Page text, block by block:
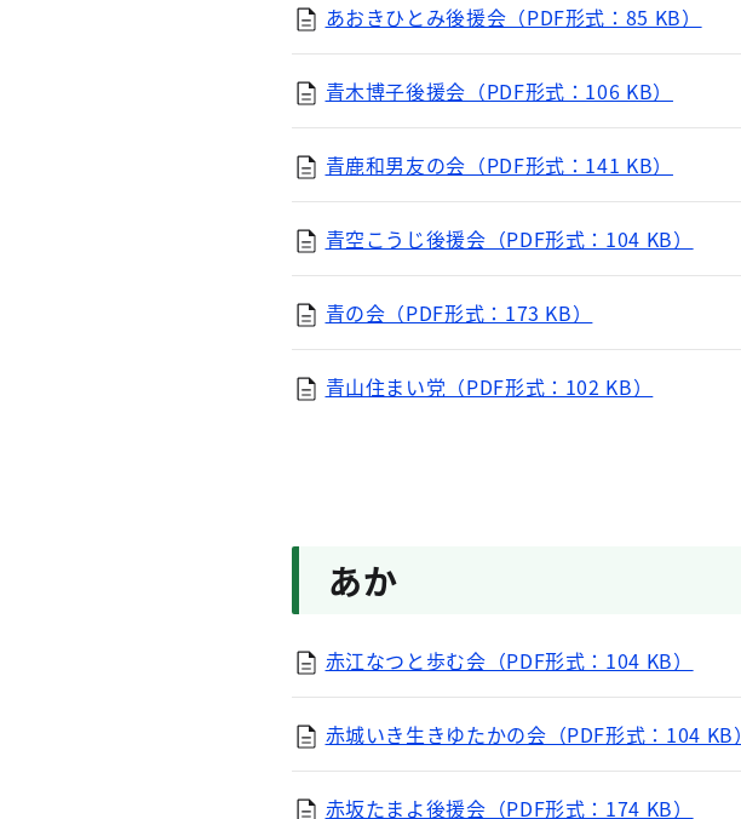
あおきひとみ後援会（PDF形式：85 KB）
青木博子後援会（PDF形式：106 KB）
青鹿和男友の会（PDF形式：141 KB）
青空こうじ後援会（PDF形式：104 KB）
青の会（PDF形式：173 KB）
青山住まい党（PDF形式：102 KB）
あか
赤江なつと歩む会（PDF形式：104 KB）
赤城いき生きゆたかの会（PDF形式：104 KB）
赤坂たまよ後援会（PDF形式：174 KB）